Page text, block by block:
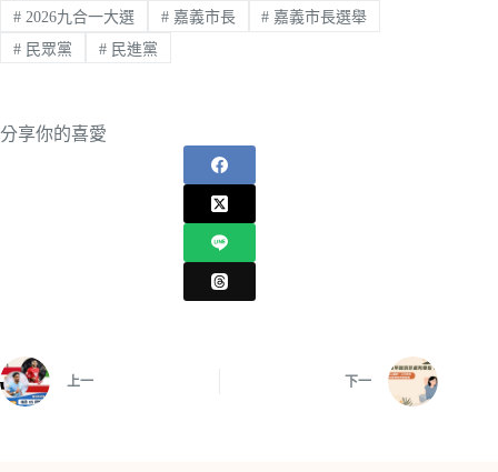
#2026九合一大選 #嘉義市長 # 嘉義市長選舉
#民眾黨 #民進黨
分享你的喜愛
上一 下一